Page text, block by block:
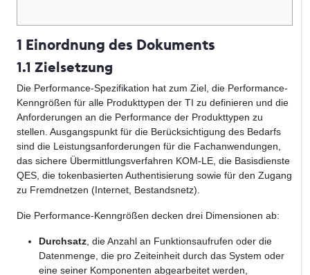
1 Einordnung des Dokuments
1.1 Zielsetzung
Die Performance-Spezifikation hat zum Ziel, die Performance-
Kenngrößen für alle Produkttypen der TI zu definieren und die
Anforderungen an die Performance der Produkttypen zu
stellen. Ausgangspunkt für die Berücksichtigung des Bedarfs
sind die Leistungsanforderungen für die Fachanwendungen,
das sichere Übermittlungsverfahren KOM-LE, die Basisdienste
QES, die tokenbasierten Authentisierung sowie für den Zugang
zu Fremdnetzen (Internet, Bestandsnetz).
Die Performance-Kenngrößen decken drei Dimensionen ab:
Durchsatz , die Anzahl an Funktionsaufrufen oder die
Datenmenge, die pro Zeiteinheit durch das System oder
eine seiner Komponenten abgearbeitet werden,